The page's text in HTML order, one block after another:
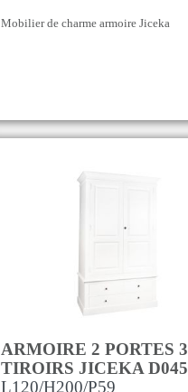
Mobilier de charme armoire Jiceka
ARMOIRE 2 PORTES 3
TIROIRS JICEKA D045
L120/H200/P59